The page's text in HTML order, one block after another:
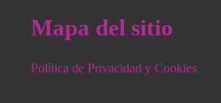
Mapa del sitio
Política de Privacidad y Cookies